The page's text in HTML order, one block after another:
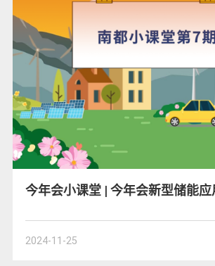
今年会小课堂 | 今年会新型储能应
2024-11-25